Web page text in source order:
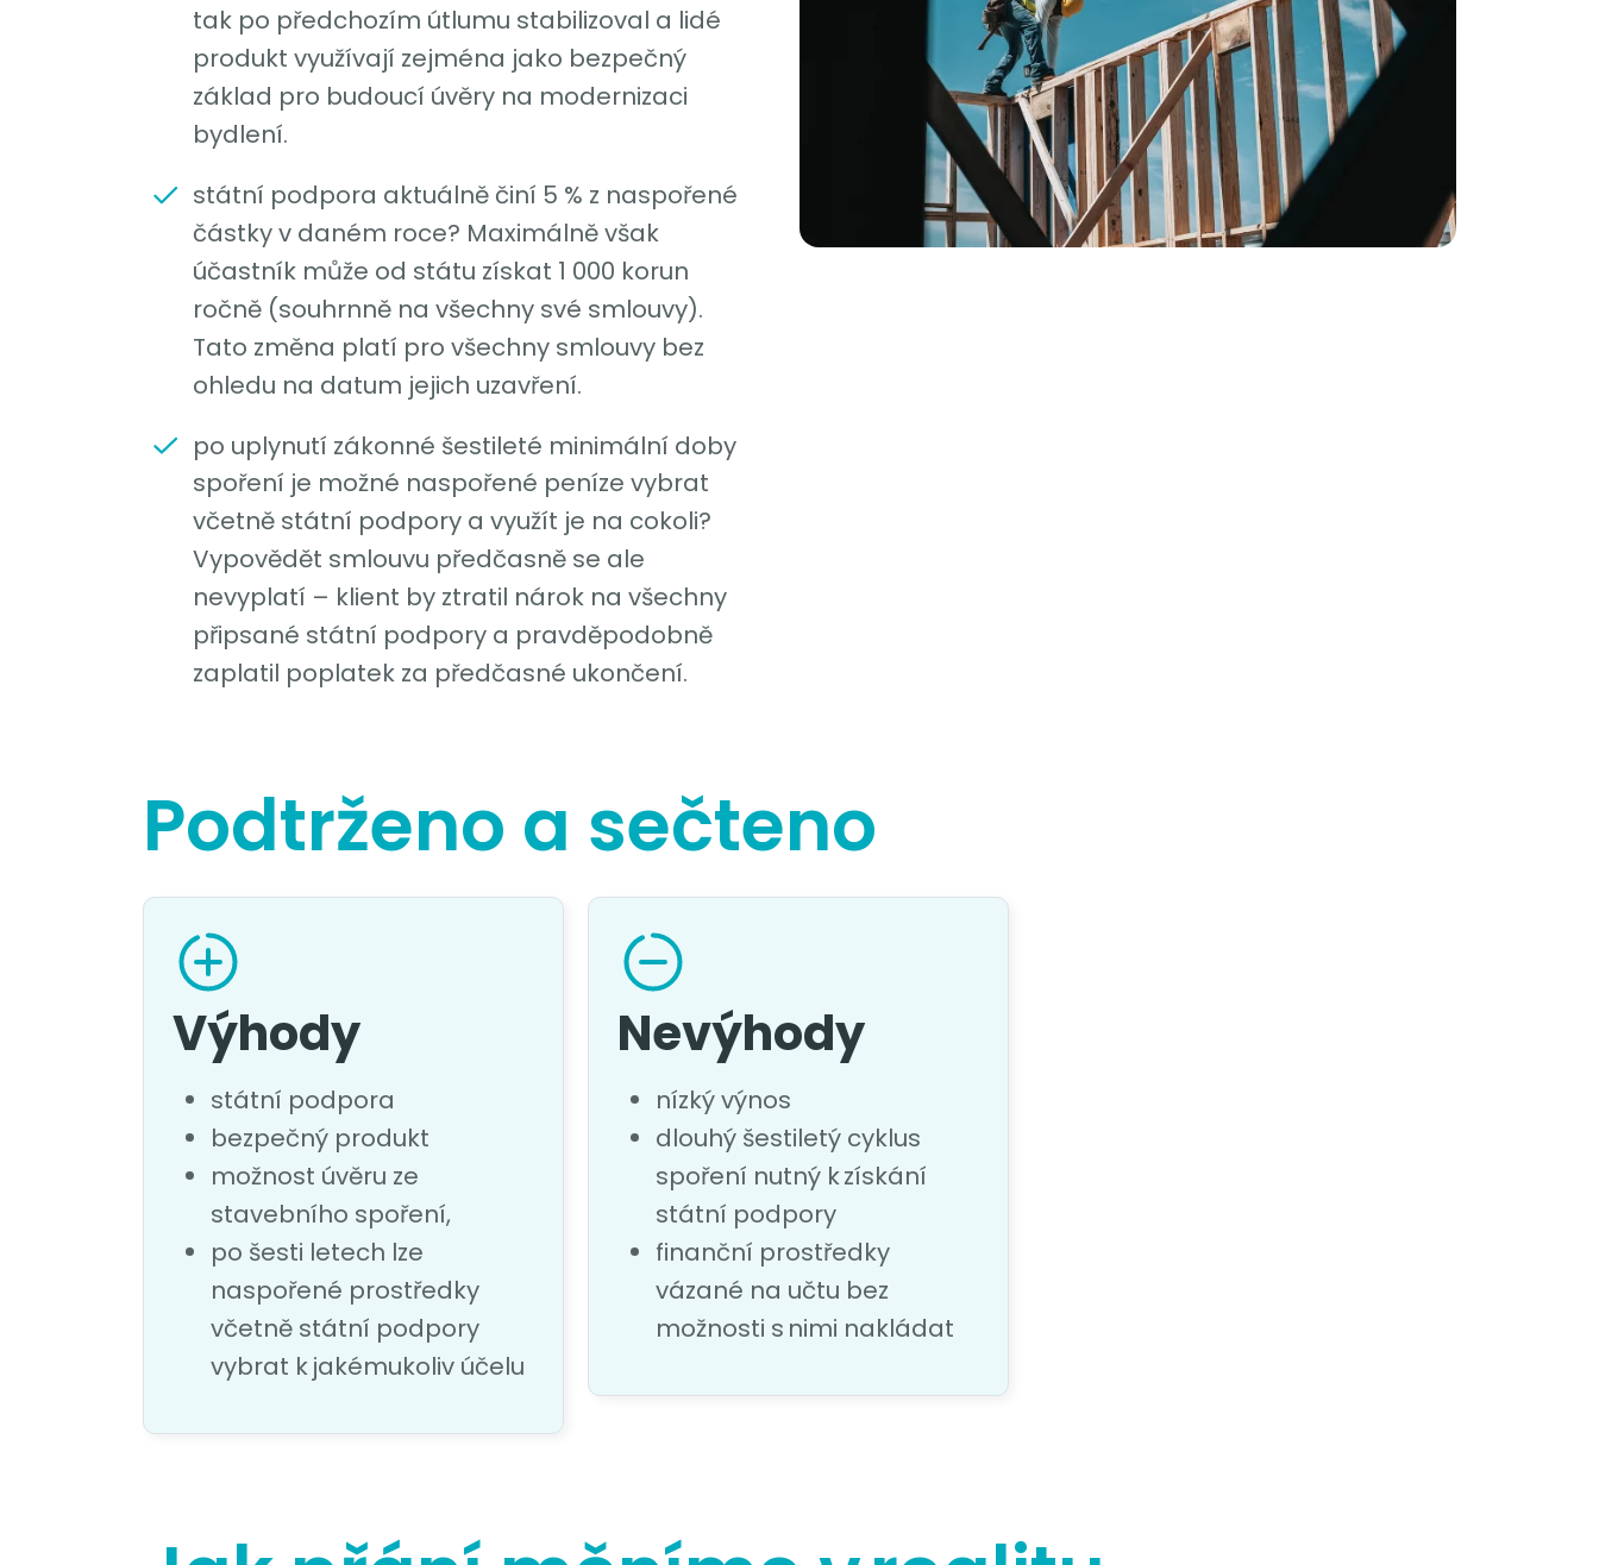
tak po předchozím útlumu stabilizoval a lidé
produkt využívají zejména jako bezpečný
základ pro budoucí úvěry na modernizaci
bydlení.
státní podpora aktuálně činí 5 % z naspořené
částky v daném roce? Maximálně však
účastník může od státu získat 1 000 korun
ročně (souhrnně na všechny své smlouvy).
Tato změna platí pro všechny smlouvy bez
ohledu na datum jejich uzavření.
po uplynutí zákonné šestileté minimální doby
spoření je možné naspořené peníze vybrat
včetně státní podpory a využít je na cokoli?
Vypovědět smlouvu předčasně se ale
nevyplatí – klient by ztratil nárok na všechny
připsané státní podpory a pravděpodobně
zaplatil poplatek za předčasné ukončení.
Podtrženo a sečteno
Výhody
státní podpora
bezpečný produkt
možnost úvěru ze
stavebního spoření,
po šesti letech lze
naspořené prostředky
včetně státní podpory
vybrat k jakémukoliv účelu
Nevýhody
nízký výnos
dlouhý šestiletý cyklus
spoření nutný k získání
státní podpory
finanční prostředky
vázané na učtu bez
možnosti s nimi nakládat